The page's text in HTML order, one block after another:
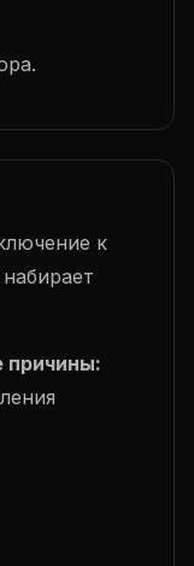
к
причины: